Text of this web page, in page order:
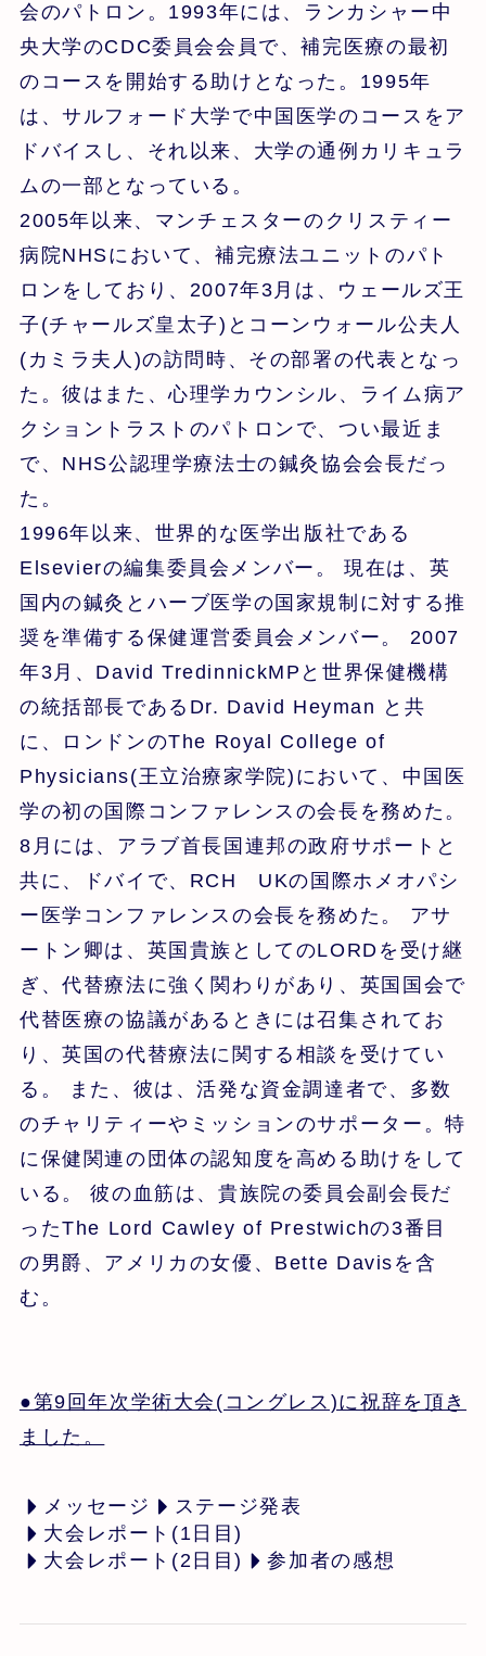
会のパトロン。1993年には、ランカシャー中
央大学のCDC委員会会員で、補完医療の最初
のコースを開始する助けとなった。1995年
は、サルフォード大学で中国医学のコースをア
ドバイスし、それ以来、大学の通例カリキュラ
ムの一部となっている。
2005年以来、マンチェスターのクリスティー
病院NHSにおいて、補完療法ユニットのパト
ロンをしており、2007年3月は、ウェールズ王
子(チャールズ皇太子)とコーンウォール公夫人
(カミラ夫人)の訪問時、その部署の代表となっ
た。彼はまた、心理学カウンシル、ライム病ア
クショントラストのパトロンで、つい最近ま
で、NHS公認理学療法士の鍼灸協会会長だっ
た。
1996年以来、世界的な医学出版社である
Elsevierの編集委員会メンバー。 現在は、英
国内の鍼灸とハーブ医学の国家規制に対する推
奨を準備する保健運営委員会メンバー。 2007
年3月、David TredinnickMPと世界保健機構
の統括部長であるDr. David Heyman と共
に、ロンドンのThe Royal College of
Physicians(王立治療家学院)において、中国医
学の初の国際コンファレンスの会長を務めた。
8月には、アラブ首長国連邦の政府サポートと
共に、ドバイで、RCH UKの国際ホメオパシ
ー医学コンファレンスの会長を務めた。 アサ
ートン卿は、英国貴族としてのLORDを受け継
ぎ、代替療法に強く関わりがあり、英国国会で
代替医療の協議があるときには召集されてお
り、英国の代替療法に関する相談を受けてい
る。 また、彼は、活発な資金調達者で、多数
のチャリティーやミッションのサポーター。特
に保健関連の団体の認知度を高める助けをして
いる。 彼の血筋は、貴族院の委員会副会長だ
ったThe Lord Cawley of Prestwichの3番目
の男爵、アメリカの女優、Bette Davisを含
む。
●第9回年次学術大会(コングレス)に祝辞を頂き
ました。
メッセージ
ステージ発表
大会レポート(1日目)
大会レポート(2日目)
参加者の感想